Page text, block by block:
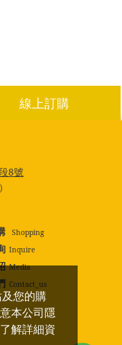
您的購
本公司隱
解詳細資
線上訂購
8號
Shopping
Inquire
Media
Contact_us